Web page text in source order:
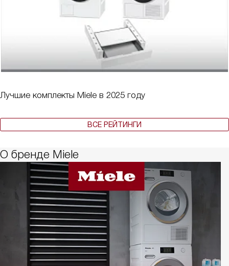
Лучшие комплекты Miele в 2025 году
ВСЕ РЕЙТИНГИ
О бренде Miele